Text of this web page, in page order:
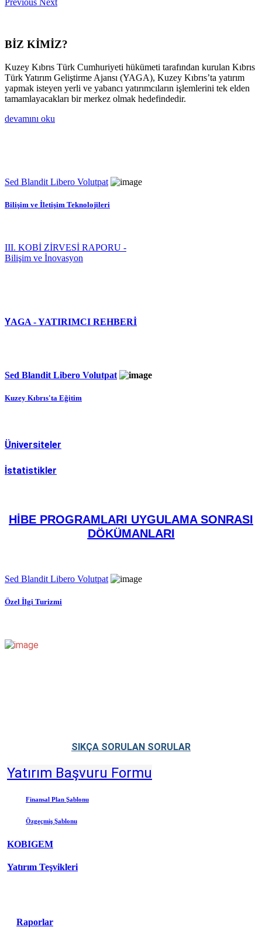
BİZ KİMİZ?
Kuzey Kıbrıs Türk Cumhuriyeti hükümeti tarafından kurulan Kıbrıs
Türk Yatırım Geliştirme Ajansı (YAGA), Kuzey Kıbrıs’ta yatırım
yapmak isteyen yerli ve yabancı yatırımcıların işlemlerini tek elden
tamamlayacakları bir merkez olmak hedefindedir.
devamını oku
Sed Blandit Libero Volutpat
Bilişim ve İletişim Teknolojileri
III. KOBİ ZİRVESİ RAPORU -
Bilişim ve İnovasyon
YAGA - YATIRIMCI REHBERİ
Sed Blandit Libero Volutpat
Kuzey Kıbrıs'ta Eğitim
Üniversiteler
İstatistikler
HİBE PROGRAMLARI UYGULAMA SONRASI
DÖKÜMANLARI
Sed Blandit Libero Volutpat
Özel İlgi Turizmi
SIKÇA SORULAN SORULAR
Yatırım Başvuru Formu
Finansal Plan Şablonu
Özgeçmiş Şablonu
KOBIGEM
Yatırım Teşvikleri
Raporlar